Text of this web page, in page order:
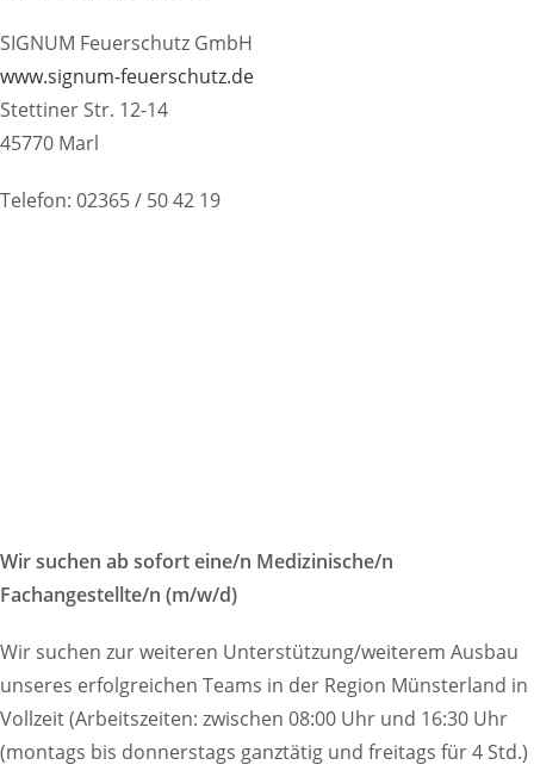
SIGNUM Feuerschutz GmbH
www.signum-feuerschutz.de
Stettiner Str. 12-14
45770 Marl
Telefon: 02365 / 50 42 19
Wir suchen ab sofort eine/n Medizinische/n
Fachangestellte/n (m/w/d)
Wir suchen zur weiteren Unterstützung/weiterem Ausbau
unseres erfolgreichen Teams in der Region Münsterland in
Vollzeit (Arbeitszeiten: zwischen 08:00 Uhr und 16:30 Uhr
(montags bis donnerstags ganztätig und freitags für 4 Std.)